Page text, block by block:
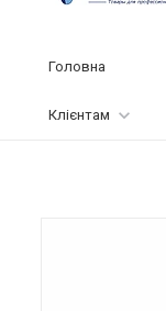
Головна
Клієнтам